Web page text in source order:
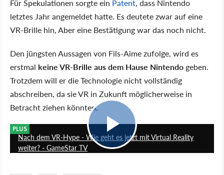
Für Spekulationen sorgte ein Patent, dass Nintendo
letztes Jahr angemeldet hatte. Es deutete zwar auf eine
VR-Brille hin, Aber eine Bestätigung war das noch nicht.
Den jüngsten Aussagen von Fils-Aime zufolge, wird es
erstmal keine VR-Brille aus dem Hause Nintendo geben.
Trotzdem will er die Technologie nicht vollständig
abschreiben, da sie VR in Zukunft möglicherweise in
Betracht ziehen könnten.
PLUS
Nach dem VR-Hype - Wie geht es jetzt mit Virtual Reality
weiter? - GameStar TV